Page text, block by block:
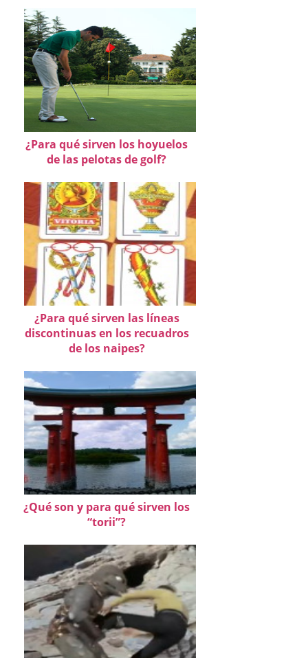
¿Para qué sirven los hoyuelos
de las pelotas de golf?
¿Para qué sirven las líneas
discontinuas en los recuadros
de los naipes?
¿Qué son y para qué sirven los
“torii”?